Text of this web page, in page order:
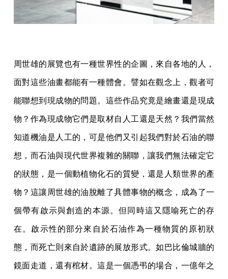
周世雄的展覽也有一種世界性的企圖，來自各地的人，
面對這些油畫都能有一種體會。譬如在觀念上，觀者可
能聯想到現成物的問題。這些作品究竟是繪畫還是現成
物？作為現成物它們是取材自人工還是天然？我們當然
知道機油是人工的，可是他們又引起我們對於石油的聯
想，而石油與現代世界複雜的關聯，讓我們無法確定它
的狀態，是一個動植物化石的質變，還是人類世界的產
物？這讓周世雄的油脫離了具體事物的概念，成為了一
個帶有啟示與創造的本源。但同時這又隱喻死亡的存
在。啟示性的部分來自於石油作為一種物質的原初狀
態，而死亡則來自於遺跡的展放形式。如巴比倫城牆的
鏡面走道，還有棺材。這是一個憑弔的場合，一億年之